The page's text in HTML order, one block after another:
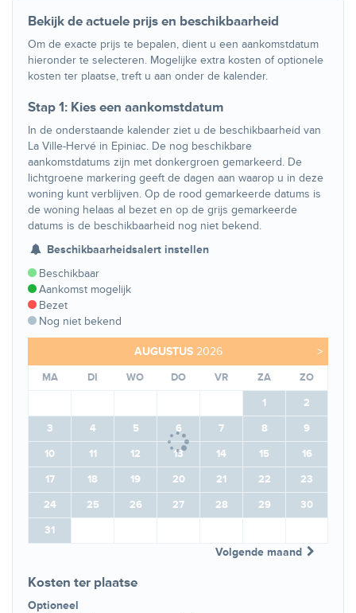
Bekijk de actuele prijs en beschikbaarheid
Om de exacte prijs te bepalen, dient u een aankomstdatum
hieronder te selecteren. Mogelijke extra kosten of optionele
kosten ter plaatse, treft u aan onder de kalender.
Stap 1: Kies een aankomstdatum
In de onderstaande kalender ziet u de beschikbaarheid van
La Ville-Hervé in Epiniac. De nog beschikbare
aankomstdatums zijn met donkergroen gemarkeerd. De
lichtgroene markering geeft de dagen aan waarop u in deze
woning kunt verblijven. Op de rood gemarkeerde datums is
de woning helaas al bezet en op de grijs gemarkeerde
datums is de beschikbaarheid nog niet bekend.
Beschikbaarheidsalert instellen
Beschikbaar
Aankomst mogelijk
Bezet
Nog niet bekend
>
AUGUSTUS 2026
MA DI WO DO VR ZA
ZO
1
2
3
4 5 6 7 8
9
10
11 12 13 14 15
16
17
18 19 20 21 22
23
24
25 26 27 28 29
30
31
Volgende maand
Kosten ter plaatse
Optioneel